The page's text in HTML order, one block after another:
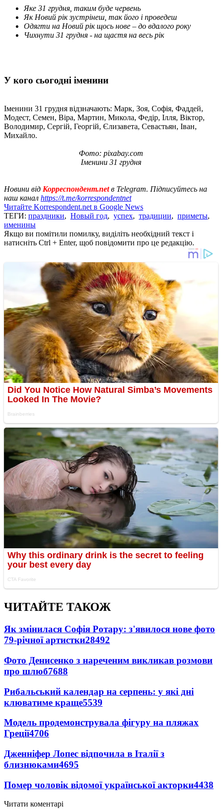
Яке 31 грудня, таким буде червень
Як Новий рік зустрінеш, так його і проведеш
Одягти на Новий рік щось нове – до вдалого року
Чихнути 31 грудня - на щастя на весь рік
У кого сьогодні іменини
Іменини 31 грудня відзначають: Марк, Зоя, Софія, Фаддей,
Модест, Семен, Віра, Мартин, Микола, Федір, Ілля, Віктор,
Володимир, Сергій, Георгій, Єлизавета, Севастьян, Іван,
Михайло.
Фото: pixabay.com
Іменини 31 грудня
Новини від Корреспондент.netв Telegram. Підписуйтесь на
наш канал https://t.me/korrespondentnet
Читайте Korrespondent.net в Google News
ТЕГИ: праздники, Новый год, успех, традиции, приметы,
именины
Якщо ви помітили помилку, виділіть необхідний текст і
натисніть Ctrl + Enter, щоб повідомити про це редакцію.
ЧИТАЙТЕ ТАКОЖ
Як змінилася Софія Ротару: з'явилося нове фото
79-річної артистки28492
Фото Денисенко з нареченим викликав розмови
про шлюб7688
Рибальський календар на серпень: у які дні
клюватиме краще5539
Модель продемонструвала фігуру на пляжах
Греції4706
Дженніфер Лопес відпочила в Італії з
близнюками4695
Помер чоловік відомої української акторки4438
Читати коментарі